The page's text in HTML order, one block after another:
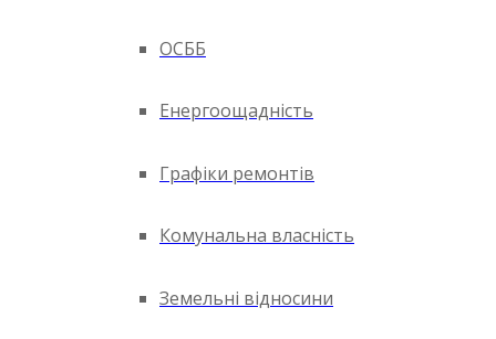
ОСББ
Енергоощадність
Графіки ремонтів
Комунальна власність
Земельні відносини